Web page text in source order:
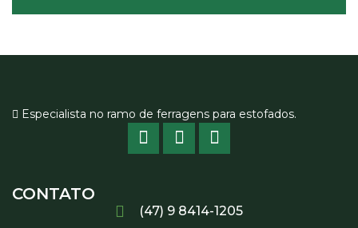
Especialista no ramo de ferragens para estofados.
CONTATO
(47) 9 8414-1205